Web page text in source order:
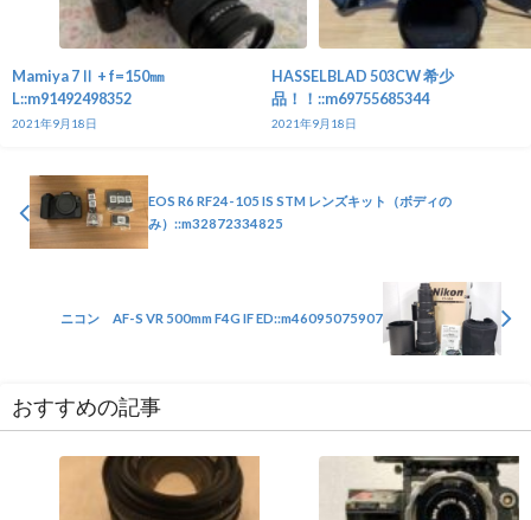
Mamiya 7Ⅱ + f=150㎜
L::m91492498352
2021年9月18日
HASSELBLAD 503CW 希少
品！！::m69755685344
2021年9月18日
EOS R6 RF24-105 IS STM レンズキット（ボディの
み）::m32872334825
ニコン AF-S VR 500mm F4G IF ED::m46095075907
おすすめの記事